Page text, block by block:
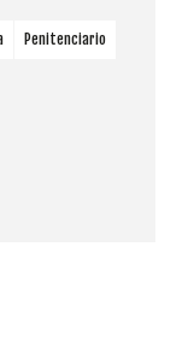
Penitenciario